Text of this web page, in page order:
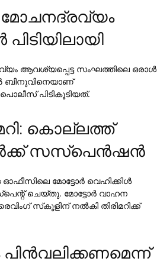
മോചനദ്രവ്യം
ആവശ്യപ്പെട്ട സംഘത്തിലെ ഒരാള്‍
ബിനുവിനെയാണ്
പിടികൂടിയത്.
കൊല്ലത്ത്
സസ്പെന്‍ഷൻ
മോട്ടോര്‍ വെഹിക്കിള്‍
ചെയ്തു. മോട്ടോര്‍ വാഹന
സ്‌കൂളിന് നല്‍കി തിരിമറിക്ക്
പിന്‍വലിക്കണമെന്ന്